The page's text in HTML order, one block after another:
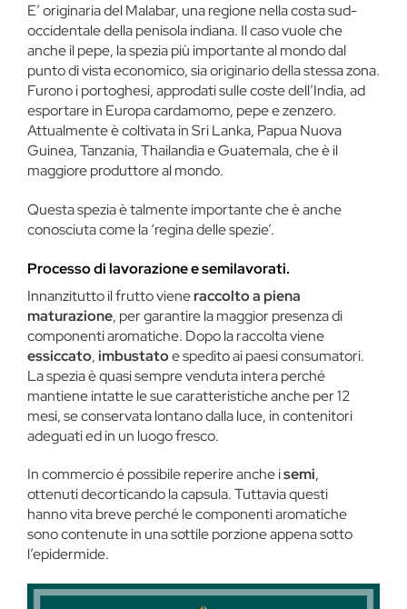
E’ originaria del Malabar, una regione nella costa sud-
occidentale della penisola indiana. Il caso vuole che
anche il pepe, la spezia più importante al mondo dal
punto di vista economico, sia originario della stessa zona.
Furono i portoghesi, approdati sulle coste dell’India, ad
esportare in Europa cardamomo, pepe e zenzero.
Attualmente è coltivata in Sri Lanka, Papua Nuova
Guinea, Tanzania, Thailandia e Guatemala, che è il
maggiore produttore al mondo.
Questa spezia è talmente importante che è anche
conosciuta come la ‘regina delle spezie’.
Processo di lavorazione e semilavorati.
Innanzitutto il frutto vieneraccolto a piena
maturazione, per garantire la maggior presenza di
componenti aromatiche. Dopo la raccolta viene
essiccato,imbustatoe spedito ai paesi consumatori.
La spezia è quasi sempre venduta intera perché
mantiene intatte le sue caratteristiche anche per 12
mesi, se conservata lontano dalla luce, in contenitori
adeguati ed in un luogo fresco.
In commercio é possibile reperire anche isemi,
ottenuti decorticando la capsula. Tuttavia questi
hanno vita breve perché le componenti aromatiche
sono contenute in una sottile porzione appena sotto
l’epidermide.